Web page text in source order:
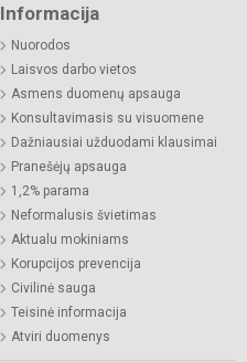
Informacija
Nuorodos
Laisvos darbo vietos
Asmens duomenų apsauga
Konsultavimasis su visuomene
Dažniausiai užduodami klausimai
Pranešėjų apsauga
1,2% parama
Neformalusis švietimas
Aktualu mokiniams
Korupcijos prevencija
Civilinė sauga
Teisinė informacija
Atviri duomenys